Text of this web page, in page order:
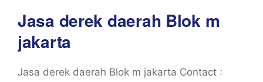
Jasa derek daerah Blok m
jakarta
Jasa derek daerah Blok m jakarta Contact :